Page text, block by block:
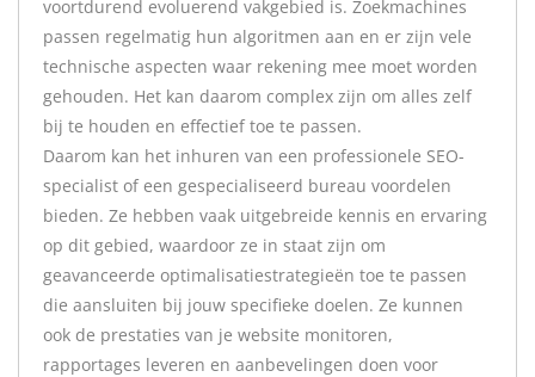
voortdurend evoluerend vakgebied is. Zoekmachines
passen regelmatig hun algoritmen aan en er zijn vele
technische aspecten waar rekening mee moet worden
gehouden. Het kan daarom complex zijn om alles zelf
bij te houden en effectief toe te passen.
Daarom kan het inhuren van een professionele SEO-
specialist of een gespecialiseerd bureau voordelen
bieden. Ze hebben vaak uitgebreide kennis en ervaring
op dit gebied, waardoor ze in staat zijn om
geavanceerde optimalisatiestrategieën toe te passen
die aansluiten bij jouw specifieke doelen. Ze kunnen
ook de prestaties van je website monitoren,
rapportages leveren en aanbevelingen doen voor